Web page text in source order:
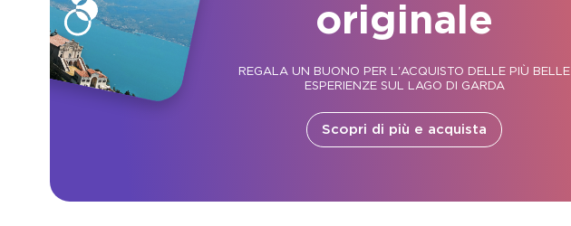
originale
REGALA UN BUONO PER L'ACQUISTO DELLE PIÙ BELLE
ESPERIENZE SUL LAGO DI GARDA
Scopri di più e acquista